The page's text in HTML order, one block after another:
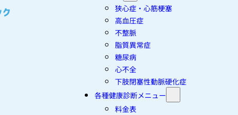
狭心症・心筋梗塞
高血圧症
不整脈
脂質異常症
糖尿病
心不全
下肢閉塞性動脈硬化症
各種健康診断メニュー
料金表